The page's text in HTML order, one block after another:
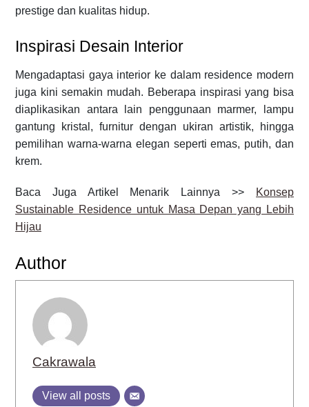
prestige dan kualitas hidup.
Inspirasi Desain Interior
Mengadaptasi gaya interior ke dalam residence modern
juga kini semakin mudah. Beberapa inspirasi yang bisa
diaplikasikan antara lain penggunaan marmer, lampu
gantung kristal, furnitur dengan ukiran artistik, hingga
pemilihan warna-warna elegan seperti emas, putih, dan
krem.
Baca Juga Artikel Menarik Lainnya >>
Konsep
Sustainable Residence untuk Masa Depan yang Lebih
Hijau
Author
Cakrawala
View all posts